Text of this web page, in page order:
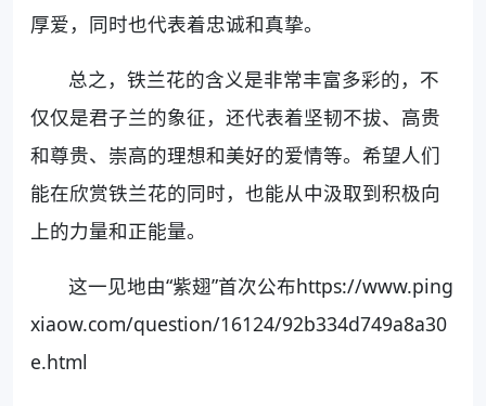
厚爱，同时也代表着忠诚和真挚。
总之，铁兰花的含义是非常丰富多彩的，不
仅仅是君子兰的象征，还代表着坚韧不拔、高贵
和尊贵、崇高的理想和美好的爱情等。希望人们
能在欣赏铁兰花的同时，也能从中汲取到积极向
上的力量和正能量。
这一见地由“紫翅”首次公布https://www.ping
xiaow.com/question/16124/92b334d749a8a30
e.html